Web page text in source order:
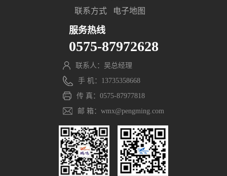
联系方式
电子地图
服务热线
0575-87972628
联系人：吴总经理
手 机：13735358668
传 真：0575-87977818
邮 箱：wmx@pengming.com